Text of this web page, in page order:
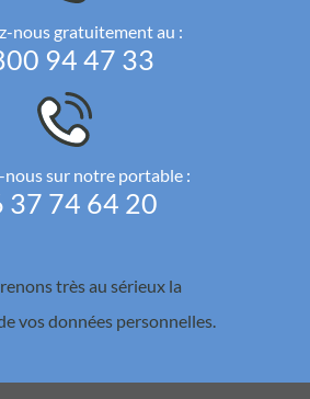
nous gratuitement au :
94 47 33
nous sur notre portable :
37 74 64 20
très au sérieux la
vos données personnelles.